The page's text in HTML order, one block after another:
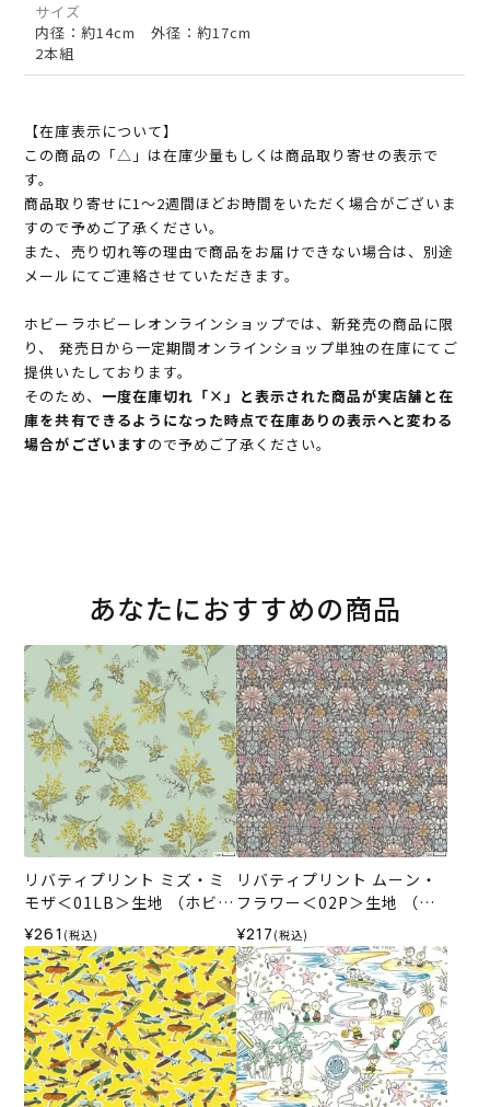
サイズ
内径：約14cm 外径：約17cm
2本組
【在庫表示について】
この商品の「△」は在庫少量もしくは商品取り寄せの表示で
す。
商品取り寄せに1～2週間ほどお時間をいただく場合がございま
すので予めご了承ください。
また、売り切れ等の理由で商品をお届けできない場合は、別途
メールにてご連絡させていただきます。
ホビーラホビーレオンラインショップでは、新発売の商品に限
り、 発売日から一定期間オンラインショップ単独の在庫にてご
提供いたしております。
そのため、 一度在庫切れ「×」と表示された商品が実店舗と在
庫を共有できるようになった時点で在庫ありの表示へと変わる
場合がございますので予めご了承ください。
あなたにおすすめの商品
リバティプリント ミズ・ミ
モザ＜01LB＞生地 （ホビー
ラホビーレオリジナル）202
5SS
¥261 (税込)
リバティプリント ムーン・
フラワー＜02P＞生地 （ホ
ビーラホビーレオリジナ
ル）2024SS
¥217 (税込)